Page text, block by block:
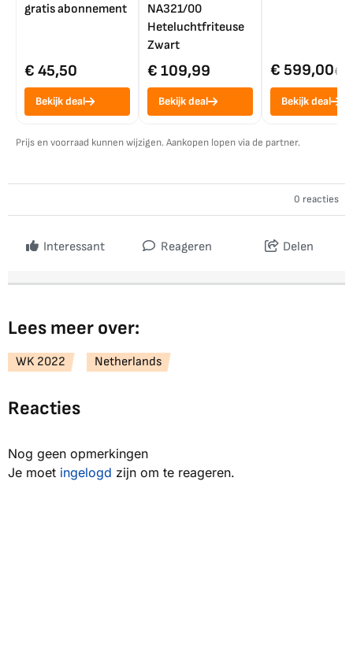
gratis abonnement
€ 45,50
Bekijk deal
NA321/00
Heteluchtfriteuse
Zwart
€ 109,99
Bekijk deal
€ 599,00€
Bekijk deal
Prijs en voorraad kunnen wijzigen. Aankopen lopen via de partner.
0 reacties
Interessant Reageren Delen
Lees meer over:
WK 2022 Netherlands
Reacties
Nog geen opmerkingen
Je moet ingelogd zijn om te reageren.